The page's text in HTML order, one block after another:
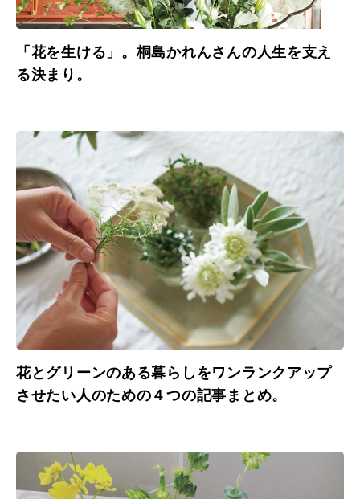
「花を生ける」。桐島かれんさんの人生を支え
る決まり。
花とグリーンのある暮らしをワンランクアップ
させたい人のための４つの記事まとめ。